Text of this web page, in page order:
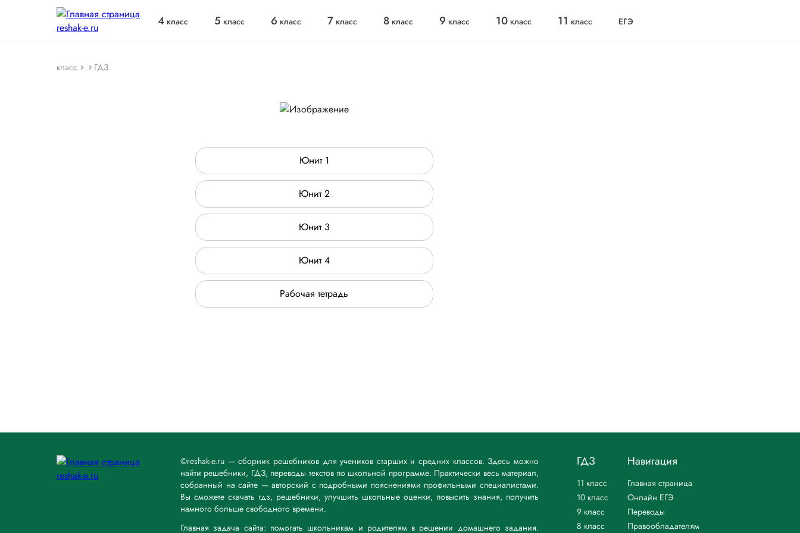
4 класс 5 класс 6 класс 7 класс 8 класс 9 класс 10 класс 11 класс ЕГЭ
класс ГДЗ
Юнит 1
Юнит 2
Юнит 3
Юнит 4
Рабочая тетрадь
©reshak-e.ru — сборник решебников для учеников старших и средних классов. Здесь можно
найти решебники, ГДЗ, переводы текстов по школьной программе. Практически весь материал,
собранный на сайте — авторский с подробными пояснениями профильными специалистами.
Вы сможете скачать гдз, решебники, улучшить школьные оценки, повысить знания, получить
намного больше свободного времени.
Главная задача сайта: помогать школьникам и родителям в решении домашнего задания.
ГДЗ
11 класс
10 класс
9 класс
8 класс
Навигация
Главная страница
Онлайн ЕГЭ
Переводы
Правообладателям